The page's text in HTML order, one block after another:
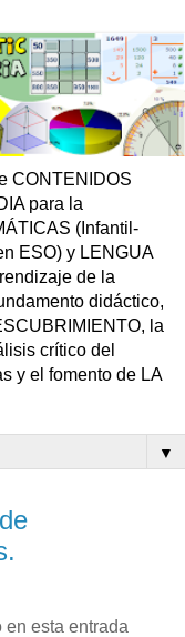
CONTENIDOS
para la
(Infantil-
ESO) y LENGUA
de la
didáctico,
la
crítico del
y el fomento de LA
▼
esta entrada